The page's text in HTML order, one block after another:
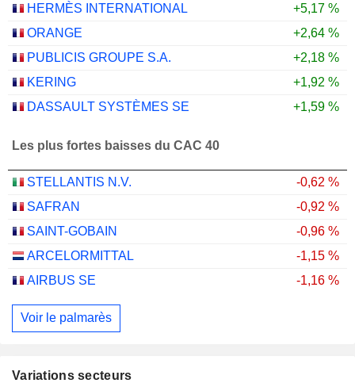
HERMÈS INTERNATIONAL
+5,17 %
ORANGE
+2,64 %
PUBLICIS GROUPE S.A.
+2,18 %
KERING
+1,92 %
DASSAULT SYSTÈMES SE
+1,59 %
Les plus fortes baisses du CAC 40
STELLANTIS N.V.
-0,62 %
SAFRAN
-0,92 %
SAINT-GOBAIN
-0,96 %
ARCELORMITTAL
-1,15 %
AIRBUS SE
-1,16 %
Voir le palmarès
Variations secteurs